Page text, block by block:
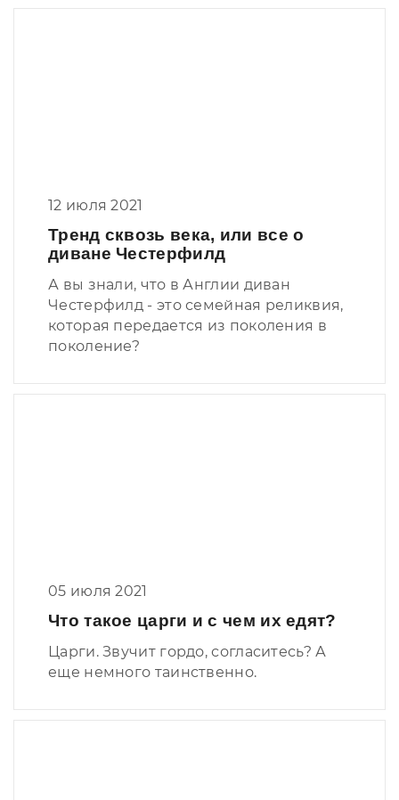
12 июля 2021
Тренд сквозь века, или все о
диване Честерфилд
А вы знали, что в Англии диван
Честерфилд - это семейная реликвия,
которая передается из поколения в
поколение?
05 июля 2021
Что такое царги и с чем их едят?
Царги. Звучит гордо, согласитесь? А
еще немного таинственно.